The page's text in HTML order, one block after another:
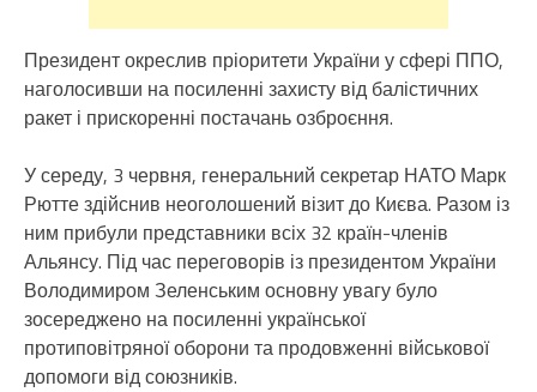
Президент окреслив пріоритети України у сфері ППО,
наголосивши на посиленні захисту від балістичних
ракет і прискоренні постачань озброєння.
У середу, 3 червня, генеральний секретар НАТО Марк
Рютте здійснив неоголошений візит до Києва. Разом із
ним прибули представники всіх 32 країн-членів
Альянсу. Під час переговорів із президентом України
Володимиром Зеленським основну увагу було
зосереджено на посиленні української
протиповітряної оборони та продовженні військової
допомоги від союзників.